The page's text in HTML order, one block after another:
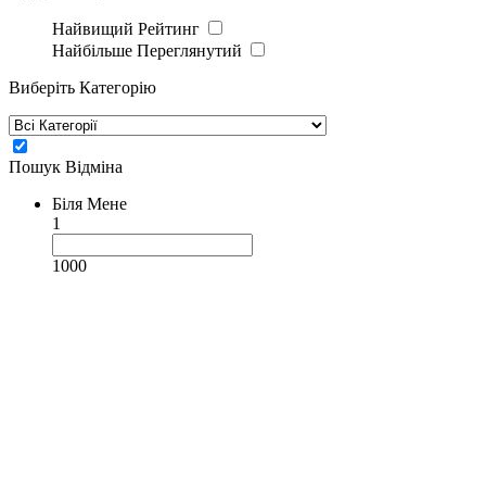
Найвищий Рейтинг
Найбільше Переглянутий
Виберіть Категорію
Пошук Відміна
Біля Мене
1
1000